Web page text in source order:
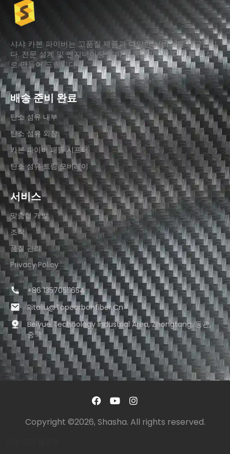
샤샤 카본 파이버는 고품질 제품과 다양한 서비스를 제공합니
다. 전문 설계 및 엔지니어링 팀이 고객님의 아이디어를 현실
로 만들어 드립니다.
배송 준비 완료
탄소 섬유 내부
탄소 섬유 외장
카본 파이버 패들 시프터
탄소 섬유 트림 오버레이
서비스
맞춤형 개발
조작
품질 관리
Privacy Policy
+86 13570511654
Ritaliu@topcarbonfiber.cn
Beiyue Technology Industrial Area, Zhongtang, 동관,
중국
Copyright ©2026, Shasha. All rights reserved.